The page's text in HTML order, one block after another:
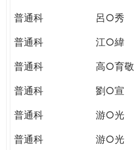
普通科
呂○秀
普通科
江○緯
普通科
高○育敬
普通科
劉○宣
普通科
游○光
普通科
游○光